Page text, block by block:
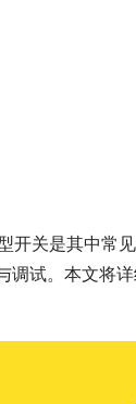
开关是其中常
调试。本文将